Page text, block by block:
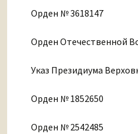
Орден № 3618147
Орден Отечественной
Указ Президиума
Орден № 1852650
Орден № 2542485